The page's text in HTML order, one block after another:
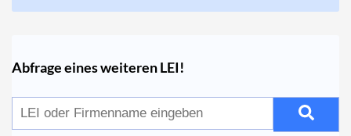
Abfrage eines weiteren LEI!